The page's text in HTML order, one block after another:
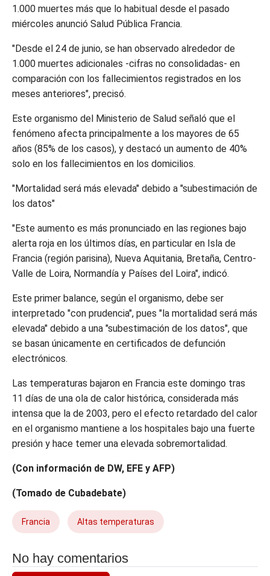
1.000 muertes más que lo habitual desde el pasado
miércoles anunció Salud Pública Francia.
"Desde el 24 de junio, se han observado alrededor de
1.000 muertes adicionales -cifras no consolidadas- en
comparación con los fallecimientos registrados en los
meses anteriores", precisó.
Este organismo del Ministerio de Salud señaló que el
fenómeno afecta principalmente a los mayores de 65
años (85% de los casos), y destacó un aumento de 40%
solo en los fallecimientos en los domicilios.
"Mortalidad será más elevada" debido a "subestimación de
los datos"
"Este aumento es más pronunciado en las regiones bajo
alerta roja en los últimos días, en particular en Isla de
Francia (región parisina), Nueva Aquitania, Bretaña, Centro-
Valle de Loira, Normandía y Países del Loira", indicó.
Este primer balance, según el organismo, debe ser
interpretado "con prudencia", pues "la mortalidad será más
elevada" debido a una "subestimación de los datos", que
se basan únicamente en certificados de defunción
electrónicos.
Las temperaturas bajaron en Francia este domingo tras
11 días de una ola de calor histórica, considerada más
intensa que la de 2003, pero el efecto retardado del calor
en el organismo mantiene a los hospitales bajo una fuerte
presión y hace temer una elevada sobremortalidad.
(Con información de DW, EFE y AFP)
(Tomado de Cubadebate)
Francia Altas temperaturas
No hay comentarios